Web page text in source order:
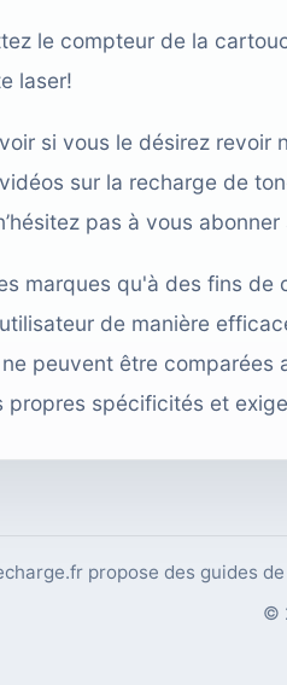
le compteur de la
laser!
si vous le désirez
sur la recharge de
pas à vous
marques qu'à des fins
de manière
peuvent être comparées
propres spécificités et
propose des guides
©